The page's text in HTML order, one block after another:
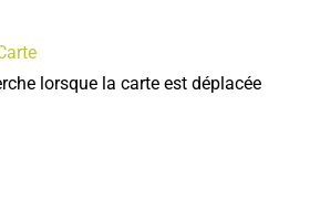
lorsque la carte est déplacée